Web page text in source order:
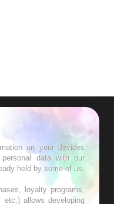
on your devices
data with our
held by some of us,
loyalty programs,
etc.) allows developing